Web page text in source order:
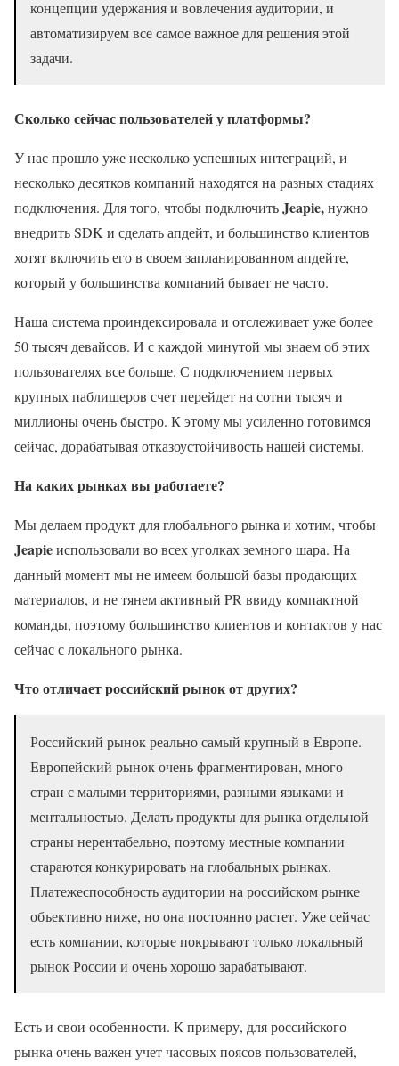
концепции удержания и вовлечения аудитории, и
автоматизируем все самое важное для решения этой
задачи.
Сколько сейчас пользователей у платформы?
У нас прошло уже несколько успешных интеграций, и
несколько десятков компаний находятся на разных стадиях
подключения. Для того, чтобы подключитьJeapie,нужно
внедрить SDK и сделать апдейт, и большинство клиентов
хотят включить его в своем запланированном апдейте,
который у большинства компаний бывает не часто.
Наша система проиндексировала и отслеживает уже более
50 тысяч девайсов. И с каждой минутой мы знаем об этих
пользователях все больше. С подключением первых
крупных паблишеров счет перейдет на сотни тысяч и
миллионы очень быстро. К этому мы усиленно готовимся
сейчас, дорабатывая отказоустойчивость нашей системы.
На каких рынках вы работаете?
Мы делаем продукт для глобального рынка и хотим, чтобы
Jeapieиспользовали во всех уголках земного шара. На
данный момент мы не имеем большой базы продающих
материалов, и не тянем активный PR ввиду компактной
команды, поэтому большинство клиентов и контактов у нас
сейчас с локального рынка.
Что отличает российский рынок от других?
Российский рынок реально самый крупный в Европе.
Европейский рынок очень фрагментирован, много
стран с малыми территориями, разными языками и
ментальностью. Делать продукты для рынка отдельной
страны нерентабельно, поэтому местные компании
стараются конкурировать на глобальных рынках.
Платежеспособность аудитории на российском рынке
объективно ниже, но она постоянно растет. Уже сейчас
есть компании, которые покрывают только локальный
рынок России и очень хорошо зарабатывают.
Есть и свои особенности. К примеру, для российского
рынка очень важен учет часовых поясов пользователей,